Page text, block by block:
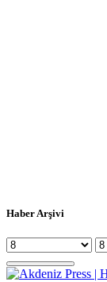
Haber Arşivi